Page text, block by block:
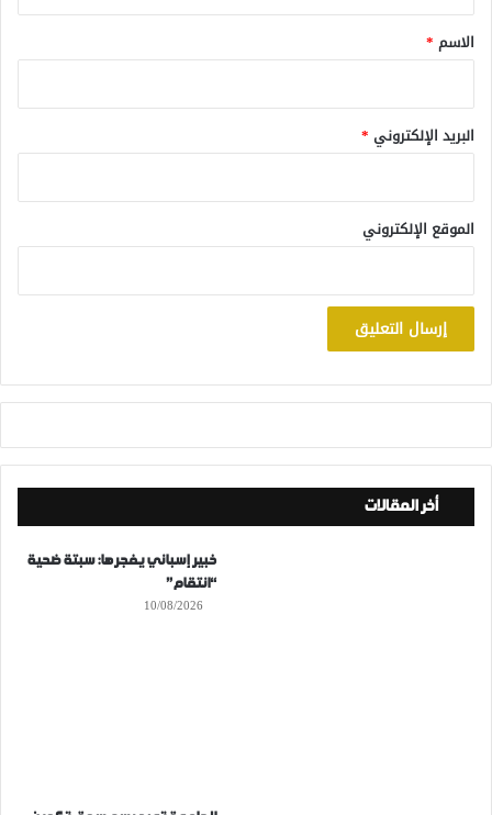
*
الاسم *
البريد الإلكتروني *
الموقع الإلكتروني
أخر المقالات
خبير إسباني يفجرها: سبتة ضحية
“انتقام”
10/08/2026